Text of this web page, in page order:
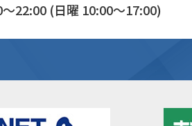
～22:00 (日曜 10:00～17:00)